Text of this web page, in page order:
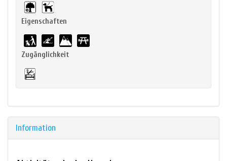
Eigenschaften
Zugänglichkeit
Information